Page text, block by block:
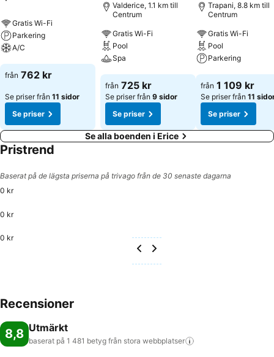
Gratis Wi-Fi
Parkering
A/C
Se priser
från 762 kr
Se priser från 11 sidor
Se priser
Valderice, 1.1 km till
Centrum
Gratis Wi-Fi
Pool
Spa
Se priser
från 725 kr
Se priser från 9 sidor
Se priser
Trapani, 8.8 km till
Centrum
Gratis Wi-Fi
Pool
Parkering
Se priser
från 1 109 kr
Se priser från 11
Se priser
Se alla boenden i Erice
Pristrend
Baserat på de lägsta priserna på trivago från de 30 senaste dagarna
0 kr
0 kr
0 kr
Recensioner
8,8 Utmärkt
baserat på 1 481 betyg från stora webbplatser